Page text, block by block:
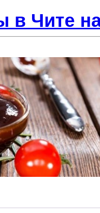
в Чите